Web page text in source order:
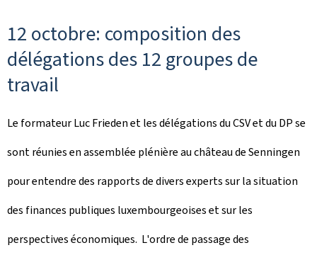
12 octobre: composition des
délégations des 12 groupes de
travail
Le formateur Luc Frieden et les délégations du CSV et du DP se
sont réunies en assemblée plénière au château de Senningen
pour entendre des rapports de divers experts sur la situation
des finances publiques luxembourgeoises et sur les
perspectives économiques. L'ordre de passage des